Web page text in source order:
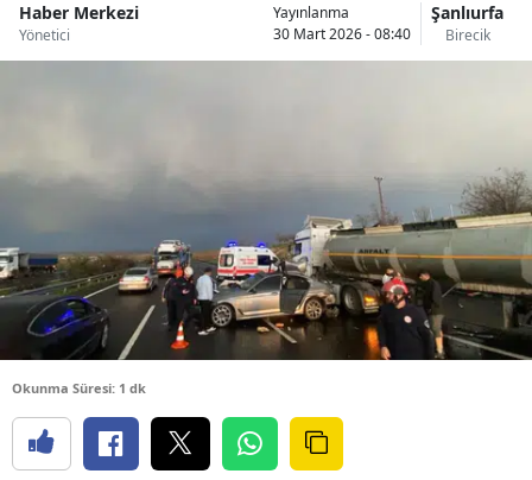
Haber Merkezi
Yönetici
Yayınlanma
30 Mart 2026 - 08:40
Şanlıurfa
Birecik
Okunma Süresi: 1 dk